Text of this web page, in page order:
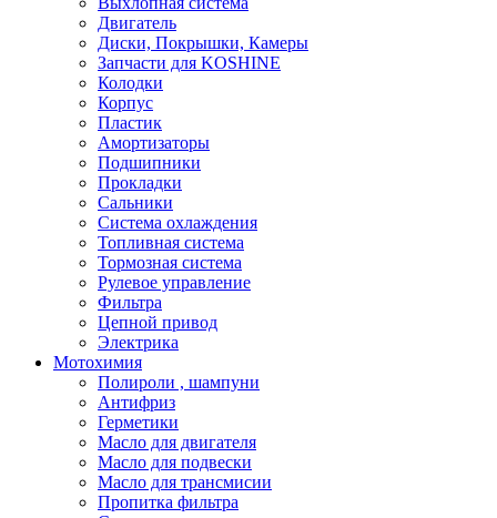
Двигатель
Диски, Покрышки, Камеры
Запчасти для KOSHINE
Колодки
Корпус
Пластик
Амортизаторы
Подшипники
Прокладки
Сальники
Система охлаждения
Топливная система
Тормозная система
Рулевое управление
Фильтра
Цепной привод
Электрика
Мотохимия
Полироли , шампуни
Антифриз
Герметики
Масло для двигателя
Масло для подвески
Масло для трансмисии
Пропитка фильтра